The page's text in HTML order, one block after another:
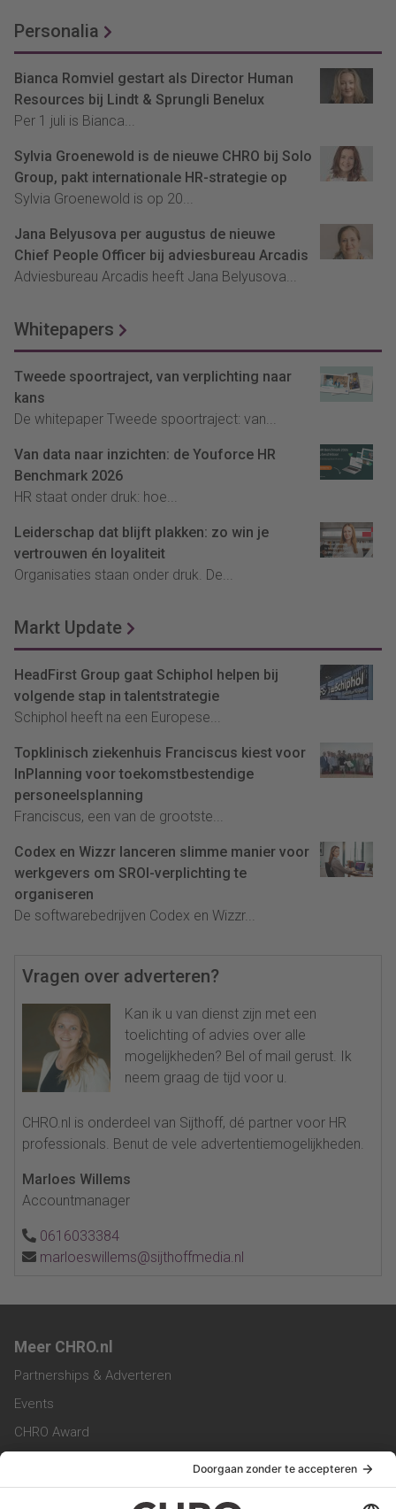
Personalia
Bianca Romviel gestart als Director Human
Resources bij Lindt & Sprungli Benelux
Per 1 juli is Bianca...
Sylvia Groenewold is de nieuwe CHRO bij Solo
Group, pakt internationale HR-strategie op
Sylvia Groenewold is op 20...
Jana Belyusova per augustus de nieuwe
Chief People Officer bij adviesbureau Arcadis
Adviesbureau Arcadis heeft Jana Belyusova...
Whitepapers
Tweede spoortraject, van verplichting naar
kans
De whitepaper Tweede spoortraject: van...
Van data naar inzichten: de Youforce HR
Benchmark 2026
HR staat onder druk: hoe...
Leiderschap dat blijft plakken: zo win je
vertrouwen én loyaliteit
Organisaties staan onder druk. De...
Markt Update
HeadFirst Group gaat Schiphol helpen bij
volgende stap in talentstrategie
Schiphol heeft na een Europese...
Topklinisch ziekenhuis Franciscus kiest voor
InPlanning voor toekomstbestendige
personeelsplanning
Franciscus, een van de grootste...
Codex en Wizzr lanceren slimme manier voor
werkgevers om SROI-verplichting te
organiseren
De softwarebedrijven Codex en Wizzr...
Vragen over adverteren?
Kan ik u van dienst zijn met een
toelichting of advies over alle
mogelijkheden? Bel of mail gerust. Ik
neem graag de tijd voor u.
CHRO.nl is onderdeel van Sijthoff, dé partner voor HR
professionals. Benut de vele advertentiemogelijkheden.
Marloes Willems
Accountmanager
0616033384
marloeswillems@sijthoffmedia.nl
Meer CHRO.nl
Partnerships & Adverteren
Events
CHRO Award
CHRO Magazine